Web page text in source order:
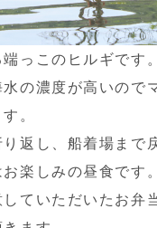
っこのヒルギです。
水の濃度が高いので
。
返し、船着場まで
楽しみの昼食です。
ていただいたお弁